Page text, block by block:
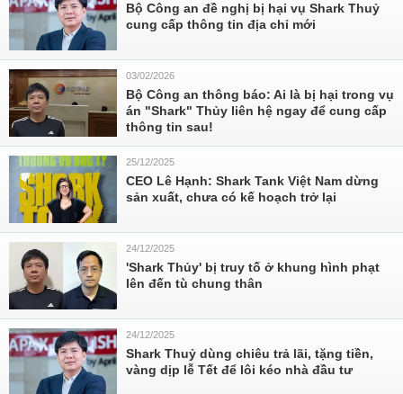
Bộ Công an đề nghị bị hại vụ Shark Thuỷ
cung cấp thông tin địa chỉ mới
03/02/2026
Bộ Công an thông báo: Ai là bị hại trong vụ
án "Shark" Thủy liên hệ ngay để cung cấp
thông tin sau!
25/12/2025
CEO Lê Hạnh: Shark Tank Việt Nam dừng
sản xuất, chưa có kế hoạch trở lại
24/12/2025
'Shark Thủy' bị truy tố ở khung hình phạt
lên đến tù chung thân
24/12/2025
Shark Thuỷ dùng chiêu trả lãi, tặng tiền,
vàng dịp lễ Tết để lôi kéo nhà đầu tư